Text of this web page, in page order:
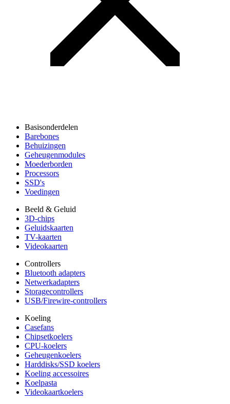
Basisonderdelen
Barebones
Behuizingen
Geheugenmodules
Moederborden
Processors
SSD's
Voedingen
Beeld & Geluid
3D-chips
Geluidskaarten
TV-kaarten
Videokaarten
Controllers
Bluetooth adapters
Netwerkadapters
Storagecontrollers
USB/Firewire-controllers
Koeling
Casefans
Chipsetkoelers
CPU-koelers
Geheugenkoelers
Harddisks/SSD koelers
Koeling accessoires
Koelpasta
Videokaartkoelers